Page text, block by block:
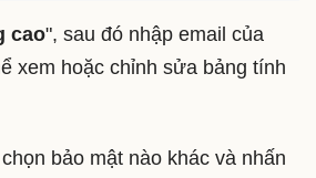
cao", sau đó nhập email của
xem hoặc chỉnh sửa bảng tính
bảo mật nào khác và nhấn